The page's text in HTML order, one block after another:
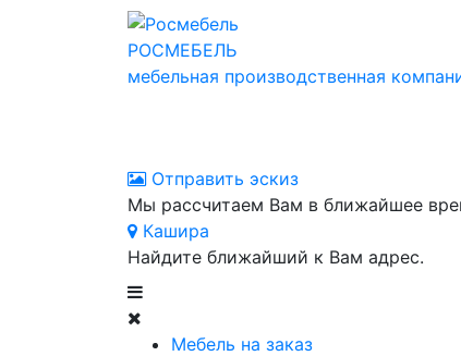
РОСМЕБЕЛЬ
мебельная производственная
Отправить эскиз
Мы рассчитаем Вам в ближайшее
Кашира
Найдите ближайший к Вам адрес.
Мебель на заказ